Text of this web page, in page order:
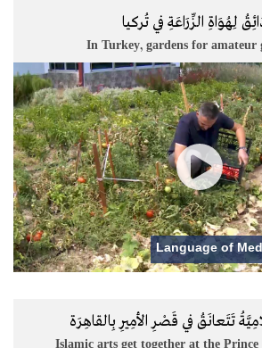
لِهُوَاةِ الزِّرَاعَةِ في تُركيا
In Turkey, gardens for amateur
Language of
تَتَعانَقُ في قَصْرِ الأمِيرِ بِالقاهِرَة